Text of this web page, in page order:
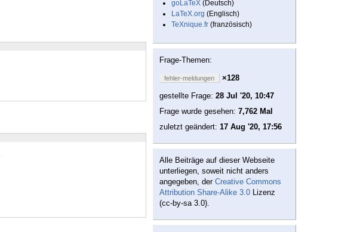
goLaTeX (Deutsch)
LaTeX.org (Englisch)
TeXnique.fr (französisch)
Frage-Themen:
fehler-meldungen
×128
gestellte Frage: 28 Jul '20, 10:47
Frage wurde gesehen: 7,762 Mal
zuletzt geändert: 17 Aug '20, 17:56
Alle Beiträge auf dieser Webseite
unterliegen, soweit nicht anders
angegeben, der Creative Commons
Attribution Share-Alike 3.0 Lizenz
(cc-by-sa 3.0).